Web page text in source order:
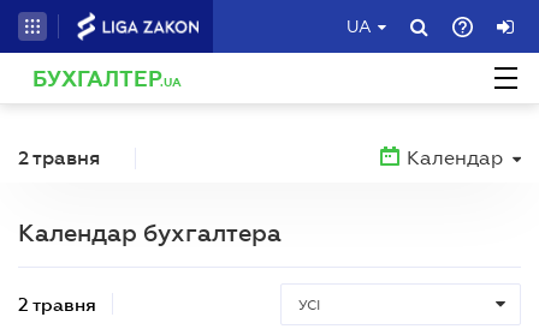
UA
БУХГАЛТЕР.UA
2 травня Календар
Календар бухгалтера
2 травня УСІ